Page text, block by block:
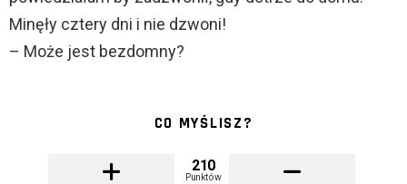
Minęły cztery dni i nie dzwoni!
– Może jest bezdomny?
CO MYŚLISZ?
210
Punktów